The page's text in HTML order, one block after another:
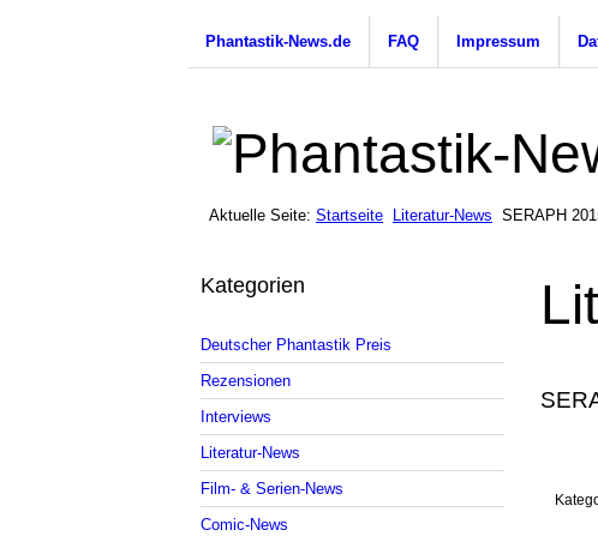
Phantastik-News.de FAQ Impressum
Aktuelle Seite: Startseite Literatur-News SERAPH
Kategorien
Deutscher Phantastik Preis
Rezensionen
Interviews
Literatur-News
Film- & Serien-News
Comic-News